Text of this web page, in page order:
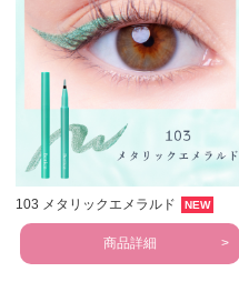
103 メタリックエメラルド NEW
商品詳細